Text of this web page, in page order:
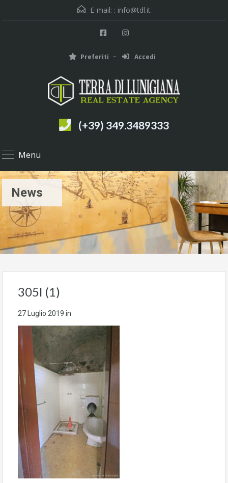
E-mail: : info@tdl.it
Preferiti Accedi
(+39) 349.3489333
Menu
News
305l (1)
27 Luglio 2019 in